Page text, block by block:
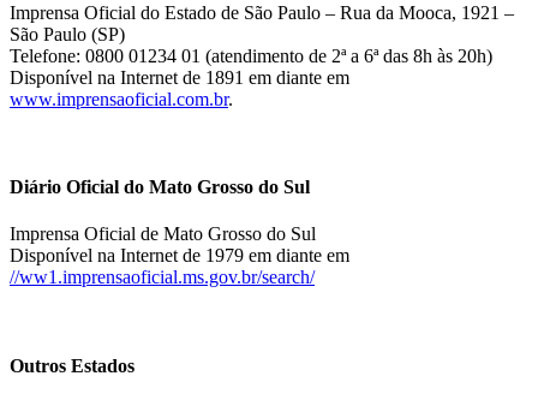
Imprensa Oficial do Estado de São Paulo – Rua da Mooca, 1921 –
São Paulo (SP)
Telefone: 0800 01234 01 (atendimento de 2ª a 6ª das 8h às 20h)
Disponível na Internet de 1891 em diante em
www.imprensaoficial.com.br.
Diário Oficial do Mato Grosso do Sul
Imprensa Oficial de Mato Grosso do Sul
Disponível na Internet de 1979 em diante em
//ww1.imprensaoficial.ms.gov.br/search/
Outros Estados